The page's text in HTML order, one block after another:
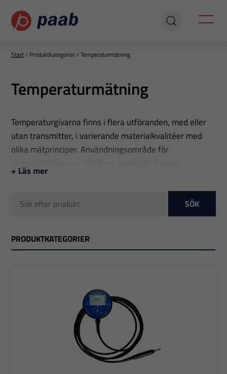
Start/ Produktkategorier/Temperaturmätning
Temperaturmätning
Temperaturgivarna finns i flera utföranden, med eller
utan transmitter, i varierande materialkvalitéer med
olika mätprinciper. Användningsområde för
process- och ventilationsapplikationer och kan
kundanpassas till förmånliga priser även i små serier.
Vi har även tagit fram ett speciellt
temperaturmätsystem för temperaturmätning i
trådlöst.
+ Läs mer
SÖK
PRODUKTKATEGORIER